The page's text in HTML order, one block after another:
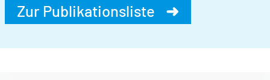
Zur Publikationsliste ➜